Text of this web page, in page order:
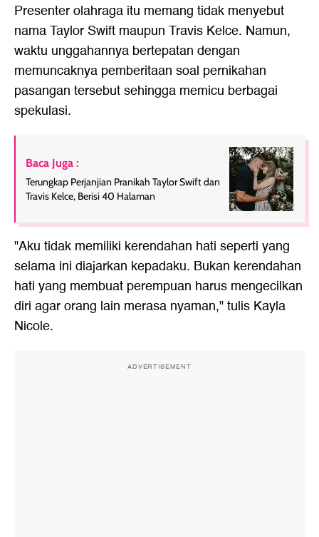
Presenter olahraga itu memang tidak menyebut
nama Taylor Swift maupun Travis Kelce. Namun,
waktu unggahannya bertepatan dengan
memuncaknya pemberitaan soal pernikahan
pasangan tersebut sehingga memicu berbagai
spekulasi.
Baca Juga :
Terungkap Perjanjian Pranikah Taylor Swift dan
Travis Kelce, Berisi 40 Halaman
"Aku tidak memiliki kerendahan hati seperti yang
selama ini diajarkan kepadaku. Bukan kerendahan
hati yang membuat perempuan harus mengecilkan
diri agar orang lain merasa nyaman," tulis Kayla
Nicole.
ADVERTISEMENT